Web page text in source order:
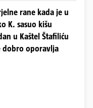
rane kada je u
K. sasuo kišu
u Kaštel Štafiliću
dobro oporavlja